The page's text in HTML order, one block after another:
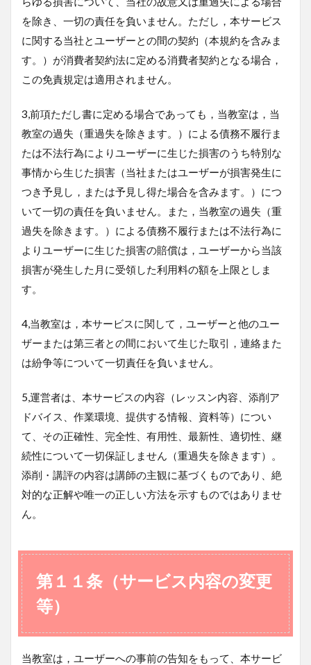
を除き、一切の責任を負いません。ただし，本サービス
に関する当社とユーザーとの間の契約（本規約を含みま
す。）が消費者契約法に定める消費者契約となる場合，
この免責規定は適用されません。
3,前項ただし書に定める場合であっても，当教室は，当
教室の過失（重過失を除きます。）による債務不履行ま
たは不法行為によりユーザーに生じた損害のうち特別な
事情から生じた損害（当社またはユーザーが損害発生に
つき予見し，または予見し得た場合を含みます。）につ
いて一切の責任を負いません。また，当教室の過失（重
過失を除きます。）による債務不履行または不法行為に
よりユーザーに生じた損害の賠償は，ユーザーから当該
損害が発生した月に受領した利用料の額を上限としま
す。
4,当教室は，本サービスに関して，ユーザーと他のユー
ザーまたは第三者との間において生じた取引，連絡また
は紛争等について一切責任を負いません。
5,運営者は、本サービスの内容（レッスン内容、添削ア
ドバイス、作業環境、提供する情報、資料等）につい
て、その正確性、完全性、有用性、最新性、適切性、継
続性について一切保証しません（重過失を除きます）。
添削・講評の内容は講師の主観に基づくものであり、絶
対的な正解や唯一の正しい方法を示すものではありませ
ん。
第１１条（サービス内容の変更
等）
当教室は，ユーザーへの事前の告知をもって、本サービ